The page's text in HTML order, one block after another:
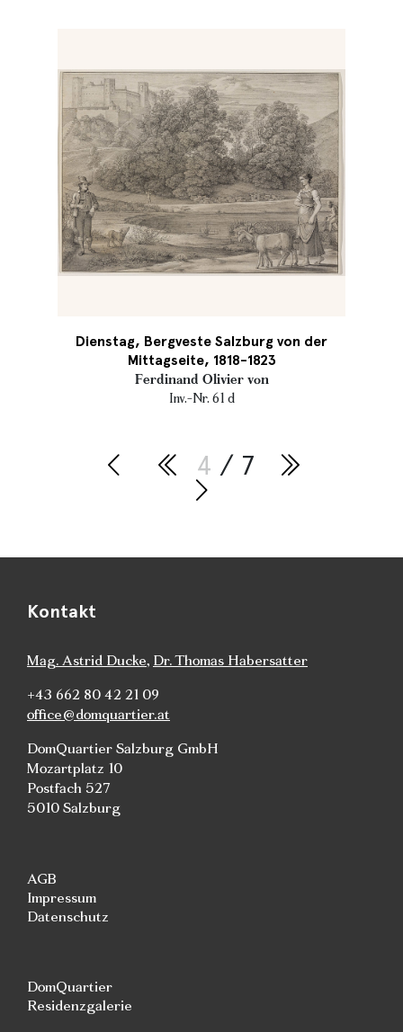
Dienstag, Bergveste Salzburg von der
Mittagseite, 1818-1823
Ferdinand Olivier von
Inv.-Nr. 61 d
4 / 7
Kontakt
Mag. Astrid Ducke, Dr. Thomas Habersatter
+43 662 80 42 21 09
office@domquartier.at
DomQuartier Salzburg GmbH
Mozartplatz 10
Postfach 527
5010 Salzburg
AGB
Impressum
Datenschutz
DomQuartier
Residenzgalerie